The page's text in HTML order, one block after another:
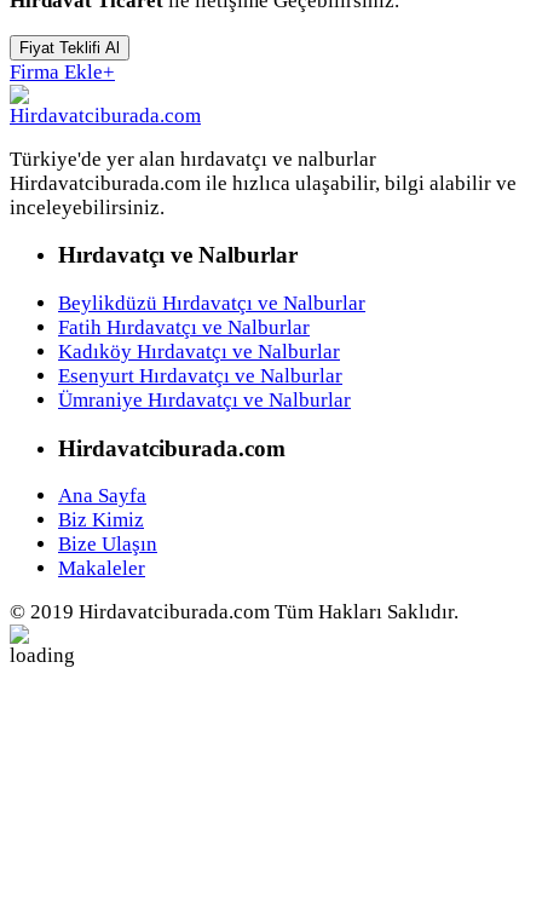
Fiyat Teklifi Al
Firma Ekle+
Türkiye'de yer alan hırdavatçı ve nalburlar
Hirdavatciburada.com ile hızlıca ulaşabilir, bilgi alabilir ve
inceleyebilirsiniz.
Hırdavatçı ve Nalburlar
Beylikdüzü Hırdavatçı ve Nalburlar
Fatih Hırdavatçı ve Nalburlar
Kadıköy Hırdavatçı ve Nalburlar
Esenyurt Hırdavatçı ve Nalburlar
Ümraniye Hırdavatçı ve Nalburlar
Hirdavatciburada.com
Ana Sayfa
Biz Kimiz
Bize Ulaşın
Makaleler
© 2019 Hirdavatciburada.com Tüm Hakları Saklıdır.